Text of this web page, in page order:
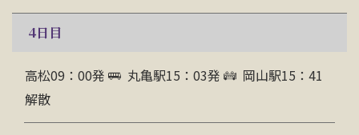
4日目
高松09：00発 丸亀駅15：03発
岡山駅15：41
解散